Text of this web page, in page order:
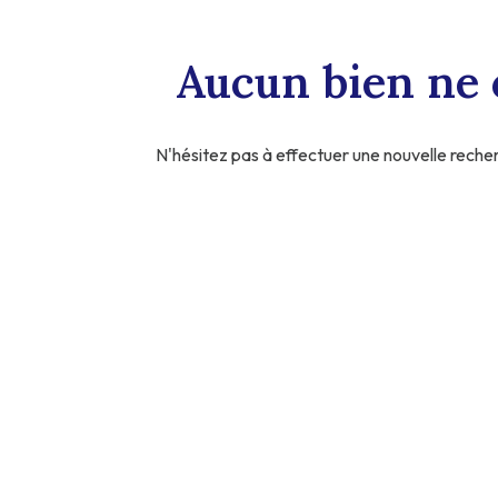
Aucun bien
N'hésitez pas à effectuer une nouvelle